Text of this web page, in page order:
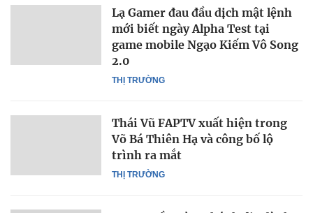
THỊ TRƯỜNG
Lạ Gamer đau đầu dịch mật lệnh
mới biết ngày Alpha Test tại
game mobile Ngạo Kiếm Vô Song
2.0
THỊ TRƯỜNG
Thái Vũ FAPTV xuất hiện trong
Võ Bá Thiên Hạ và công bố lộ
trình ra mắt